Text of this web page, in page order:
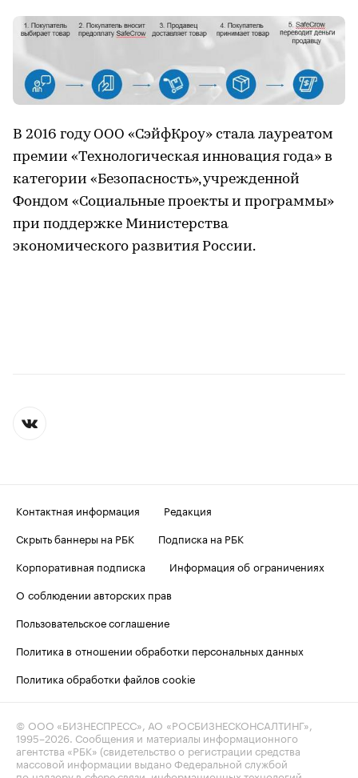
В 2016 году ООО «СэйфКроу» стала лауреатом
премии «Технологическая инновация года» в
категории «Безопасность», учрежденной
Фондом «Социальные проекты и программы»
при поддержке Министерства
экономического развития России.
Контактная информация
Редакция
Скрыть баннеры на РБК
Подписка на РБК
Корпоративная подписка
Информация об ограничениях
О соблюдении авторских прав
Пользовательское соглашение
Политика в отношении обработки персональных данных
Политика обработки файлов cookie
© ООО «БИЗНЕСПРЕСС», АО «РОСБИЗНЕСКОНСАЛТИНГ»,
1995–2026. Сообщения и материалы информационного
агентства «РБК» (свидетельство о регистрации средства
массовой информации выдано Федеральной службой